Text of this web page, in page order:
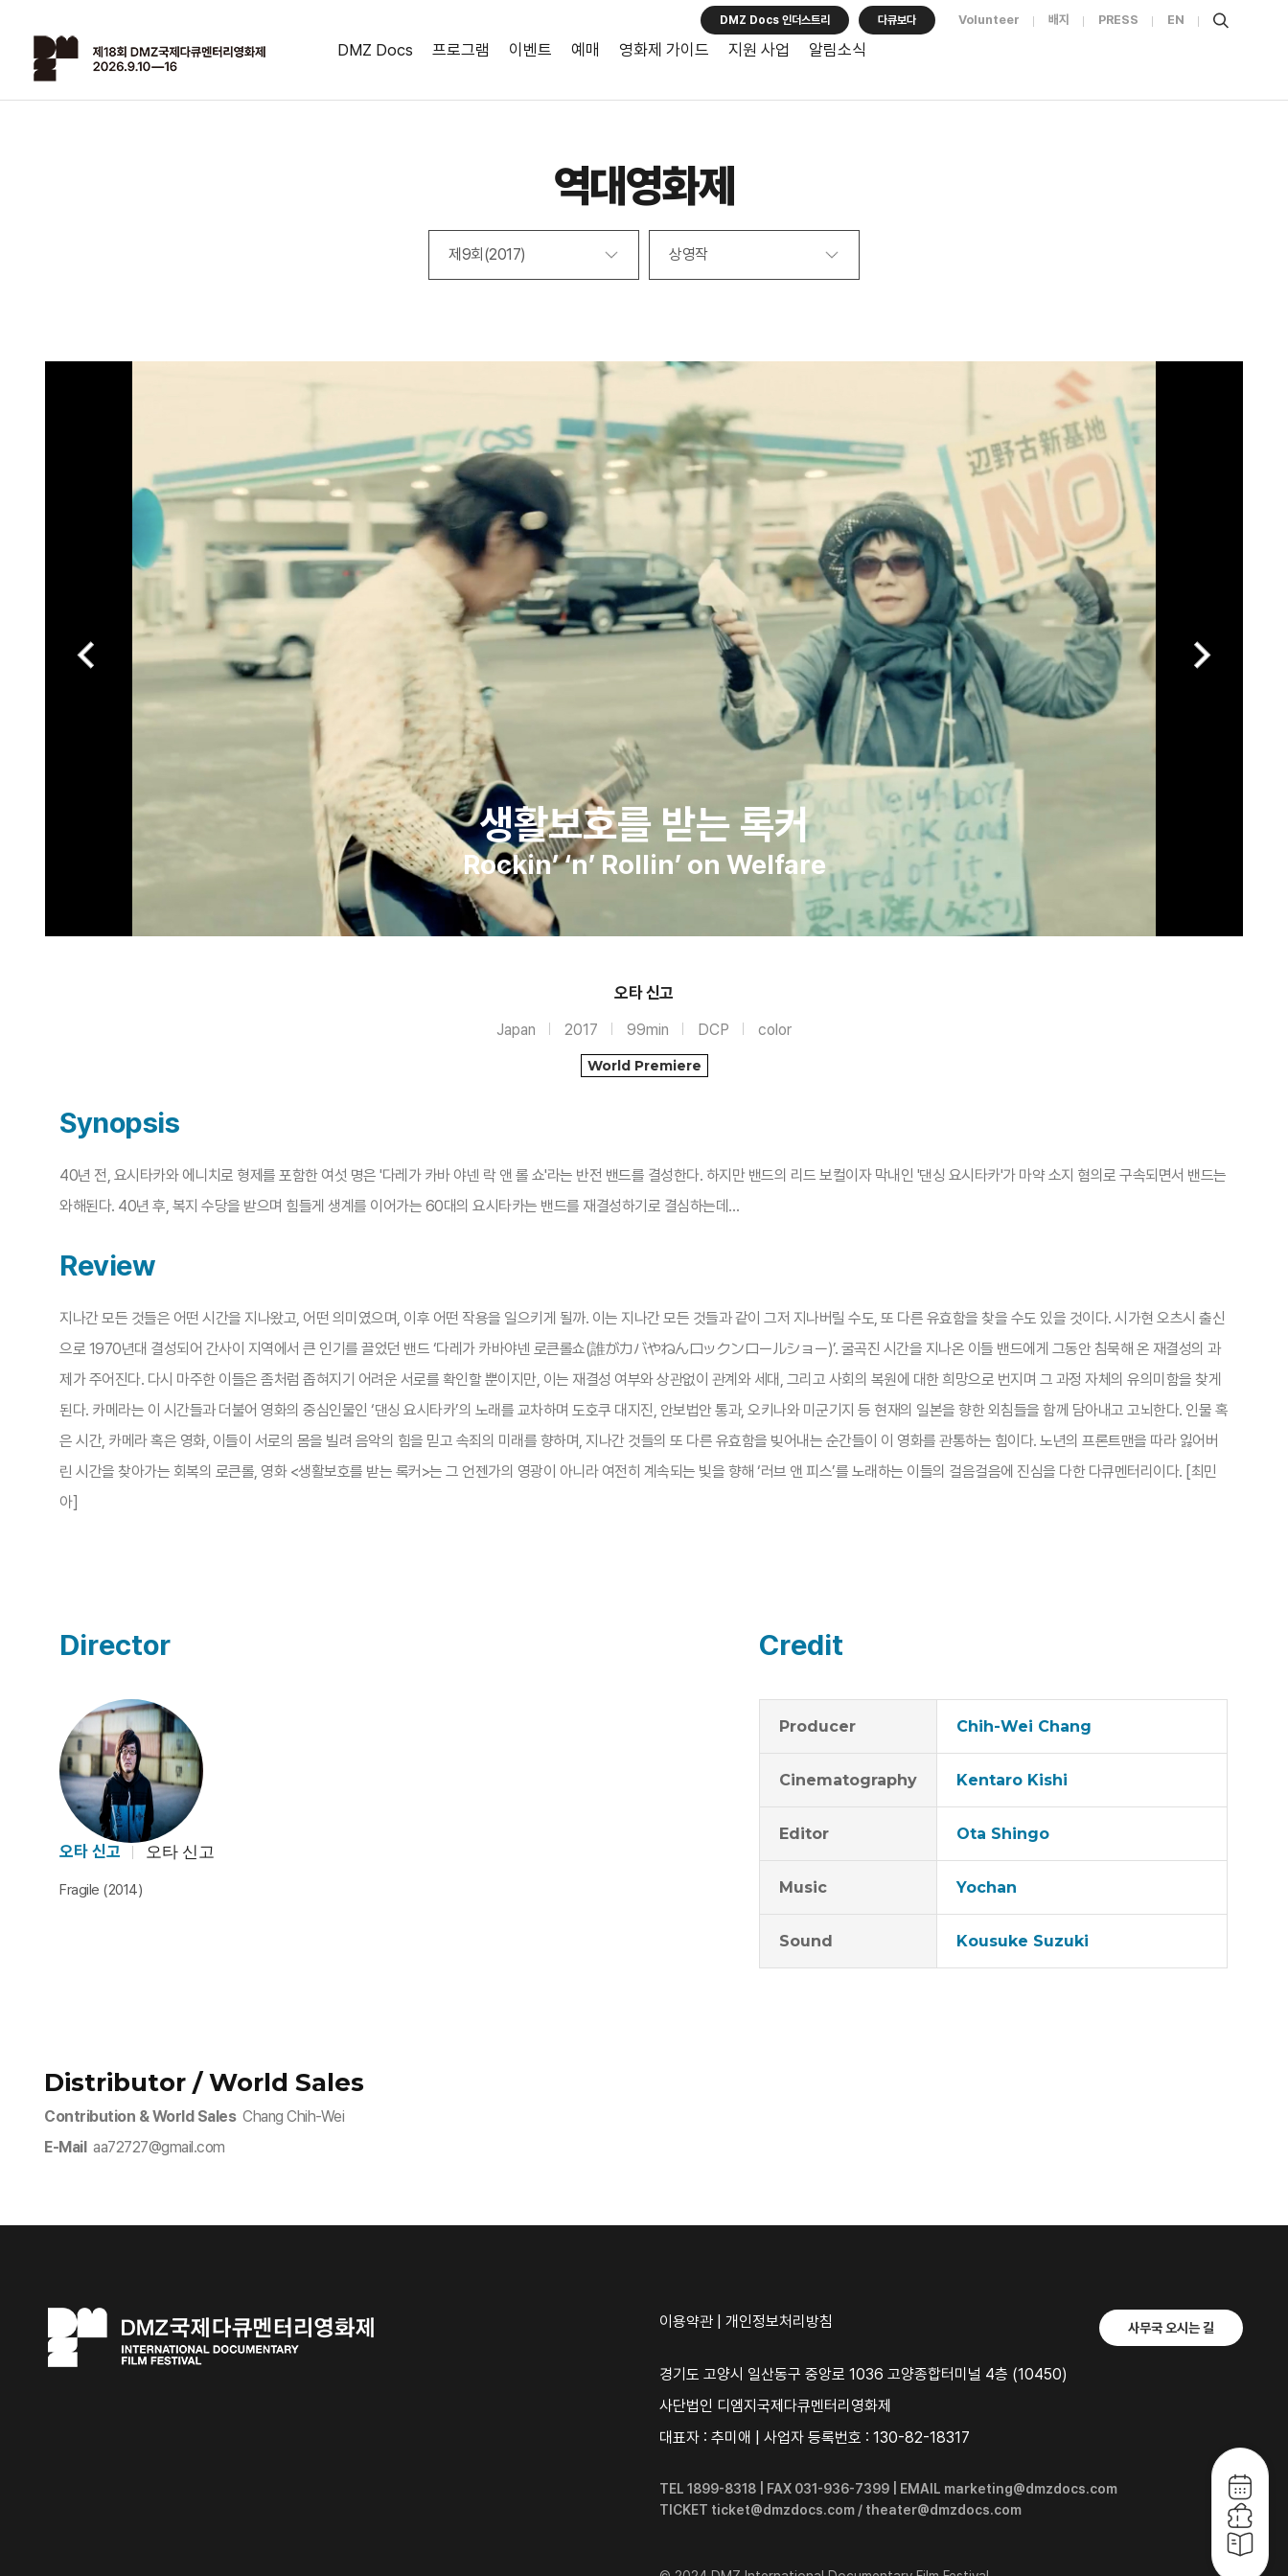
DMZ Docs 프로그램 이벤트 예매 영화제 가이드 지원 사업 알림소식
DMZ Docs 인더스트리 다큐보다 Volunteer 배지 PRESS EN
역대영화제
제9회(2017) 상영작
생활보호를 받는 록커
Rockin’ ‘n’ Rollin’ on Welfare
오타 신고
Japan 2017 99min DCP color
World Premiere
Synopsis
40년 전, 요시타카와 에니치로 형제를 포함한 여섯 명은 '다레가 카바 야넨 락 앤 롤 쇼'라는 반전 밴드를 결성한다. 하지만 밴드의 리드 보컬이자 막내인 '댄싱 요시타카'가 마약 소지 혐의로 구속되면서 밴드는
와해된다. 40년 후, 복지 수당을 받으며 힘들게 생계를 이어가는 60대의 요시타카는 밴드를 재결성하기로 결심하는데…
Review
지나간 모든 것들은 어떤 시간을 지나왔고, 어떤 의미였으며, 이후 어떤 작용을 일으키게 될까. 이는 지나간 모든 것들과 같이 그저 지나버릴 수도, 또 다른 유효함을 찾을 수도 있을 것이다. 시가현 오츠시 출신
으로 1970년대 결성되어 간사이 지역에서 큰 인기를 끌었던 밴드 ‘다레가 카바야넨 로큰롤쇼(誰がカバやねんロックンロールショー)’. 굴곡진 시간을 지나온 이들 밴드에게 그동안 침묵해 온 재결성의 과
제가 주어진다. 다시 마주한 이들은 좀처럼 좁혀지기 어려운 서로를 확인할 뿐이지만, 이는 재결성 여부와 상관없이 관계와 세대, 그리고 사회의 복원에 대한 희망으로 번지며 그 과정 자체의 유의미함을 찾게
된다. 카메라는 이 시간들과 더불어 영화의 중심인물인 ‘댄싱 요시타카’의 노래를 교차하며 도호쿠 대지진, 안보법안 통과, 오키나와 미군기지 등 현재의 일본을 향한 외침들을 함께 담아내고 고뇌한다. 인물 혹
은 시간, 카메라 혹은 영화, 이들이 서로의 몸을 빌려 음악의 힘을 믿고 속죄의 미래를 향하며, 지나간 것들의 또 다른 유효함을 빚어내는 순간들이 이 영화를 관통하는 힘이다. 노년의 프론트맨을 따라 잃어버
린 시간을 찾아가는 회복의 로큰롤, 영화 <생활보호를 받는 록커>는 그 언젠가의 영광이 아니라 여전히 계속되는 빛을 향해 ‘러브 앤 피스’를 노래하는 이들의 걸음걸음에 진심을 다한 다큐멘터리이다. [최민
아]
Director
오타 신고 오타 신고
Fragile (2014)
Credit
Producer Chih-Wei Chang
Cinematography Kentaro Kishi
Editor Ota Shingo
Music Yochan
Sound Kousuke Suzuki
Distributor / World Sales
Contribution & World SalesChang Chih-Wei
E-Mailaa72727@gmail.com
이용약관 개인정보처리방침
경기도 고양시 일산동구 중앙로 1036 고양종합터미널 4층 (10450)
사단법인 디엠지국제다큐멘터리영화제
대표자 : 추미애 | 사업자 등록번호 : 130-82-18317
사무국 오시는 길
TEL 1899-8318 | FAX 031-936-7399 | EMAIL marketing@dmzdocs.com
TICKET ticket@dmzdocs.com / theater@dmzdocs.com